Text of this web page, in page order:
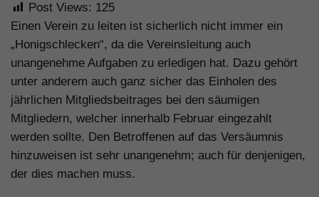
Post Views: 125
Einen Verein zu leiten ist sicherlich nicht immer ein
„Honigschlecken“, da die Vereinsleitung auch
unangenehme Aufgaben zu erledigen hat. Dazu gehört
unter anderem auch ganz sicher das Einholen des
jährlichen Mitgliedsbeitrages bei den säumigen
Mitgliedern, welcher innerhalb Februar eingezahlt
werden sollte. Den Betroffenen auf das Versäumnis
hinzuweisen ist sehr unangenehm; auch für denjenigen,
der dies machen muss.